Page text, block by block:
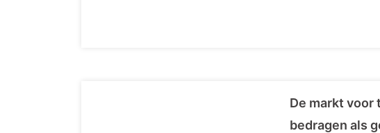
De markt voor
bedragen als